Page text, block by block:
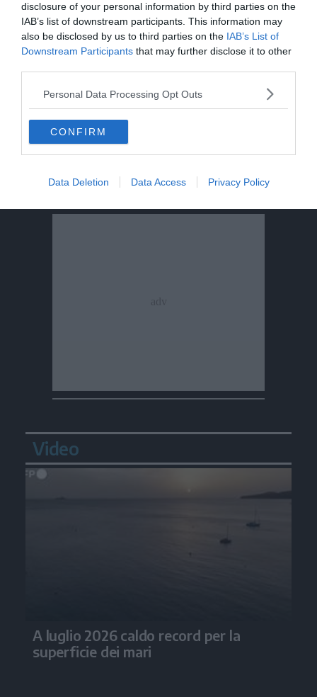
disclosure of your personal information by third parties on the
IAB’s list of downstream participants. This information may
also be disclosed by us to third parties on the IAB’s List of
Downstream Participants that may further disclose it to other
Personal Data Processing Opt Outs
CONFIRM
Data Deletion Data Access Privacy Policy
ingannare»
Escursione tragica in val di Non, Cles
piange “Gianni” Flaim
Incidente nel canyon della Val Noana,
ferita un’escursionista
Video
A luglio 2026 caldo record per la
superficie dei mari